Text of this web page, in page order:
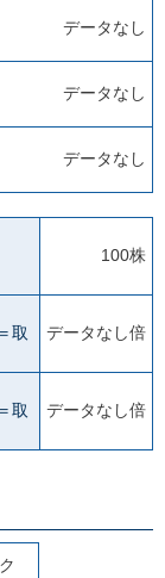
データなし
データなし
データなし
100株
取
データなし倍
取
データなし倍